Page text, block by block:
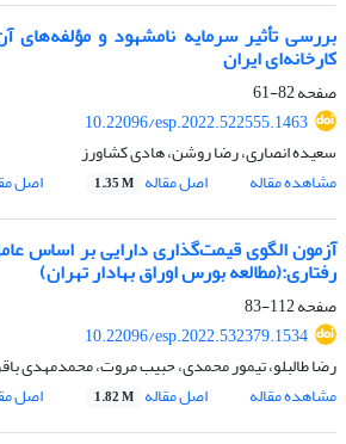
بررسی تأثیر سرمایه نامشهود و
کارخانه‌ای ایران
صفحه82-61
10.22096/esp.2022.522555.1463
سعیده انصاری، رضا روشن، هادی کشاورز
مشاهده مقاله
اصل مقاله 1.35 M اصل
رفتاری:(مطالعه بورس اوراق بهادار تهران)
صفحه112-83
10.22096/esp.2022.532379.1534
رضا طالبلو، تیمور محمدی، حبیب مروت، محمدمهدی
مشاهده مقاله
اصل مقاله 1.82 M اصل